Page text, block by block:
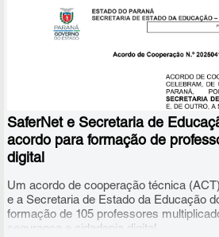
SaferNet e Secretaria de
acordo para formação de
digital
Um acordo de cooperação técnica
e a Secretaria de Estado da Educação
formação de 105 professores
segurança e cidadania digital.